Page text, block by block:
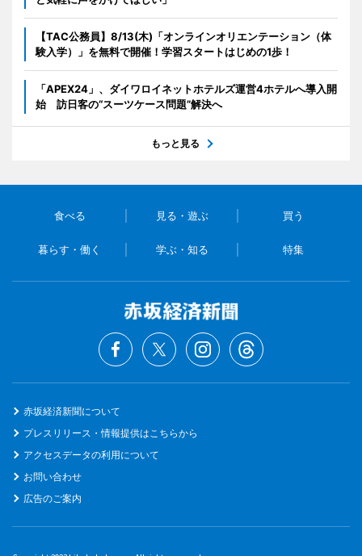
【TAC公務員】8/13(木)「オンラインオリエンテーション（体
験入学）」を無料で開催！学習スタートはじめの1歩！
「APEX24」、ダイワロイネットホテルズ運営4ホテルへ導入開
始 訪日客の“スーツケース問題”解決へ
もっと見る
食べる 見る・遊ぶ 買う
暮らす・働く 学ぶ・知る 特集
赤坂経済新聞について
プレスリリース・情報提供はこちらから
アクセスデータの利用について
お問い合わせ
広告のご案内